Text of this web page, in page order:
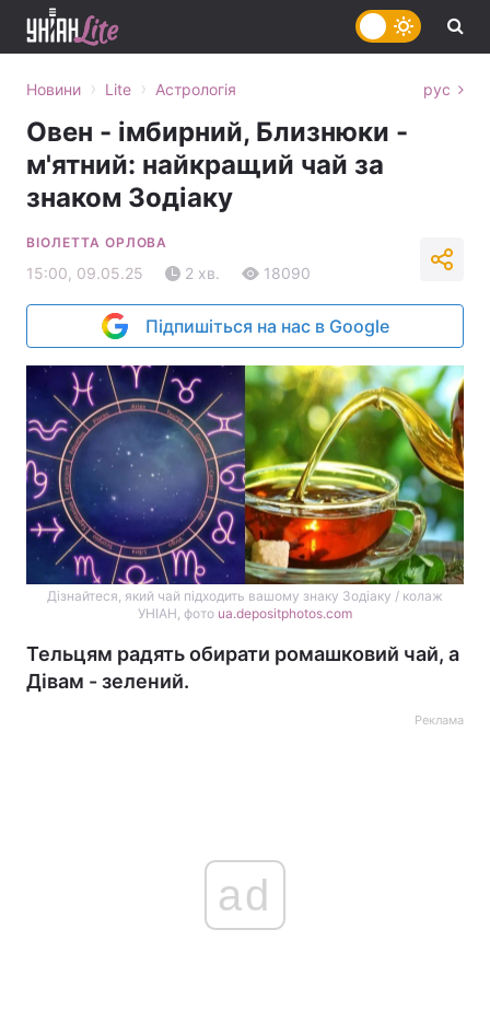
Новини › Lite › Астрологія рус
Овен - імбирний, Близнюки -
м'ятний: найкращий чай за
знаком Зодіаку
ВІОЛЕТТА ОРЛОВА
15:00, 09.05.25 2 хв. 18090
Підпишіться на нас в Google
Дізнайтеся, який чай підходить вашому знаку Зодіаку / колаж
УНІАН, фото ua.depositphotos.com
Тельцям радять обирати ромашковий чай, а
Дівам - зелений.
Реклама
ad